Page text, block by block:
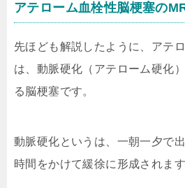
アテローム血栓性脳梗塞の
先ほども解説したように、アテ
は、動脈硬化（アテローム硬化
る脳梗塞です。
動脈硬化というは、一朝一夕で
時間をかけて緩徐に形成されます